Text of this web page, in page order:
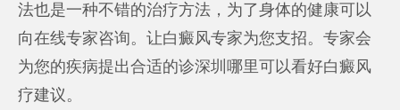
法也是一种不错的治疗方法，为了身体的健康可以
向在线专家咨询。让白癜风专家为您支招。专家会
为您的疾病提出合适的诊深圳哪里可以看好白癜风
疗建议。